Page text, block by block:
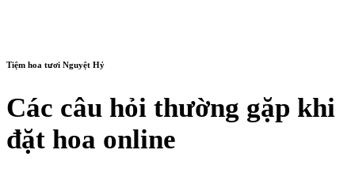
Tiệm hoa tươi Nguyệt Hỷ
Các câu hỏi thường gặp khi
đặt hoa online